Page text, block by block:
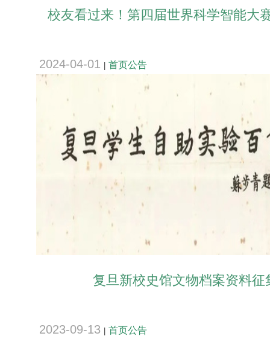
校友看过来！第四届世界科学智能大
2024-04-01 首页公告
复旦新校史馆文物档案资料征
2023-09-13 首页公告